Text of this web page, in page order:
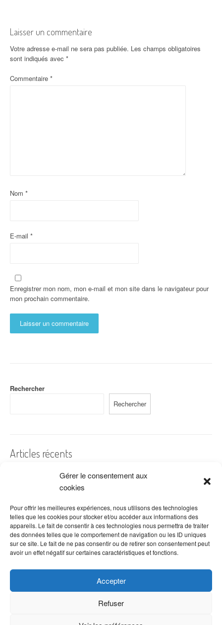
Gérer le consentement aux
cookies
Pour offrir les meilleures expériences, nous utilisons des technologies
telles que les cookies pour stocker et/ou accéder aux informations des
appareils. Le fait de consentir à ces technologies nous permettra de traiter
des données telles que le comportement de navigation ou les ID uniques
sur ce site. Le fait de ne pas consentir ou de retirer son consentement peut
avoir un effet négatif sur certaines caractéristiques et fonctions.
Accepter
Refuser
Laisser un commentaire
Votre adresse e-mail ne sera pas publiée. Les champs obligatoires
sont indiqués avec *
Commentaire *
Nom *
E-mail *
Enregistrer mon nom, mon e-mail et mon site dans le navigateur pour
mon prochain commentaire.
Rechercher
Rechercher
Articles récents
A quelles dates de l’année offre-t-on des fleurs ?
Les fleurs préférées des Français
Combien de fois arroser un cactus ?
Quelles fleurs offrir pour la fête des mères ?
Idées de décoration avec fleurs séchées